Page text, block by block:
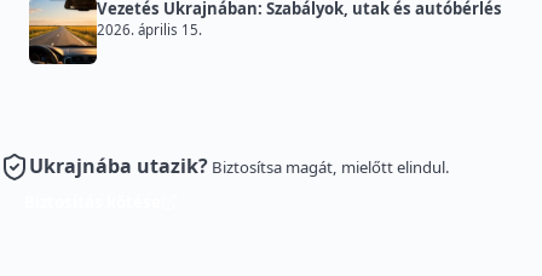
Vezetés Ukrajnában: Szabályok, utak és autóbérlés
2026. április 15.
Ukrajnába utazik? Biztosítsa magát, mielőtt elindul.